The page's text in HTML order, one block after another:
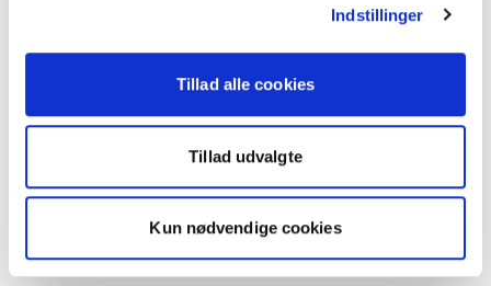
Indstillinger
Tillad alle cookies
Tillad udvalgte
Kun nødvendige cookies